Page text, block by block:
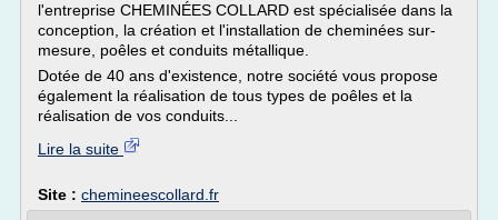
l'entreprise CHEMINÉES COLLARD est spécialisée dans la
conception, la création et l'installation de cheminées sur-
mesure, poêles et conduits métallique.
Dotée de 40 ans d'existence, notre société vous propose
également la réalisation de tous types de poêles et la
réalisation de vos conduits...
Lire la suite
Site : chemineescollard.fr